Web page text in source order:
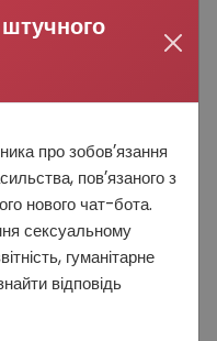
про зобовʼязання
повʼязаного з
нового чат-бота.
сексуальному
гуманітарне
відповідь